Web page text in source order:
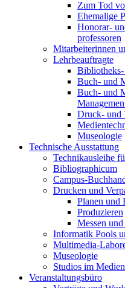
Zum Tod
Ehemalige
Honorar-
professoren
Mitarbeiterinnen
Lehrbeauftragte
Bibliotheks-
Buch- und
Buch- und
Druck- und
Museologie
Technische Ausstattung
Technikausleihe
Bibliographicum
Campus-
Drucken und
Planen und
Produzieren
Messen
Informatik Pools
Multimedia-
Museologie
Studios im
Veranstaltungsbüro